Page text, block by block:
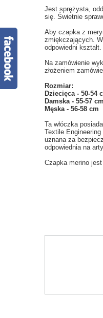
Jest sprężysta,
się. Świetnie
Aby czapka z
zmiękczających.
odpowiedni
Na zamówienie
złożeniem
Rozmiar:
Dziecięca - 50-54
Damska - 55-57 cm
Męska - 56-58 cm
Ta włóczka
Textile
uznana za
odpowiednia na
Czapka merino